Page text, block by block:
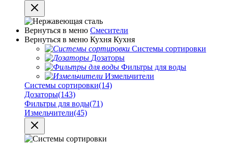
Вернуться в меню Смесители
Вернуться в меню Кухня Кухня
Системы сортировки
Дозаторы
Фильтры для воды
Измельчители
Системы сортировки(14)
Дозаторы(143)
Фильтры для воды(71)
Измельчители(45)